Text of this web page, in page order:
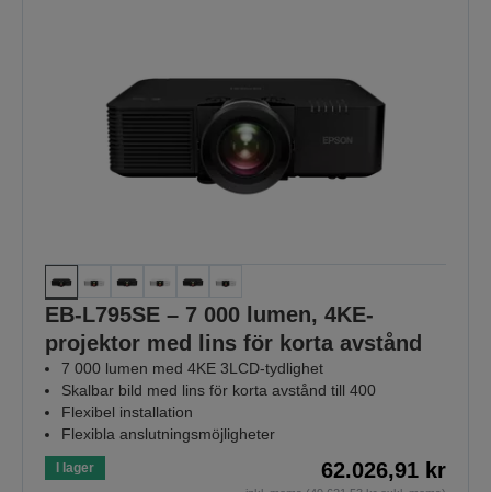
EB-L795SE – 7 000 lumen, 4KE-
projektor med lins för korta avstånd
7 000 lumen med 4KE 3LCD-tydlighet
Skalbar bild med lins för korta avstånd till 400
Flexibel installation
Flexibla anslutningsmöjligheter
I lager 62.026,91 kr